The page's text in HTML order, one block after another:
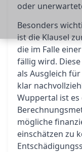
oder
Besonders
ist die Klausel
die im Falle
fällig wird.
als Ausgleich
klar
Wuppertal ist
mögliche
einschätzen zu